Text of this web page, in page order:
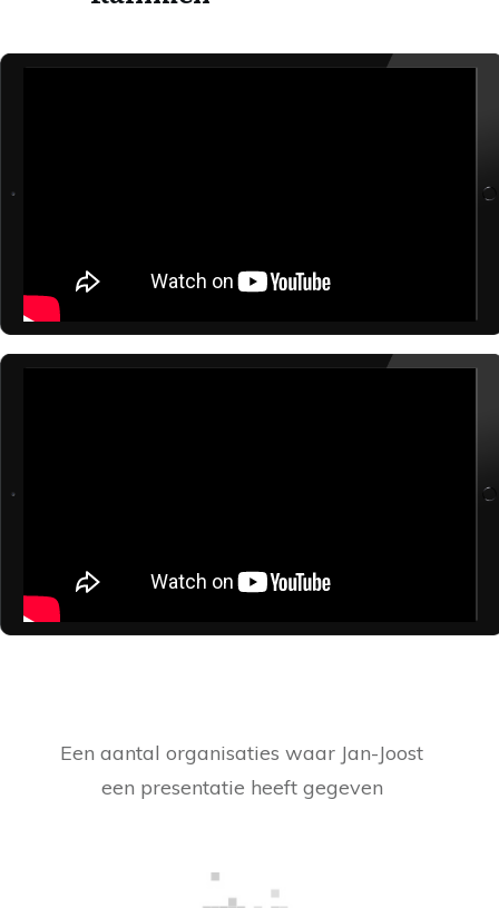
Een aantal organisaties waar Jan-Joost
een presentatie heeft gegeven